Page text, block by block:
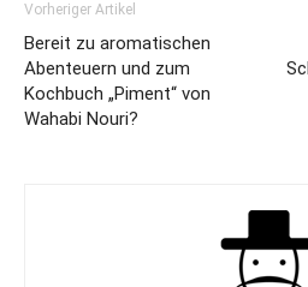
Vorheriger Artikel
Bereit zu aromatischen
Abenteuern und zum
Kochbuch „Piment“ von
Wahabi Nouri?